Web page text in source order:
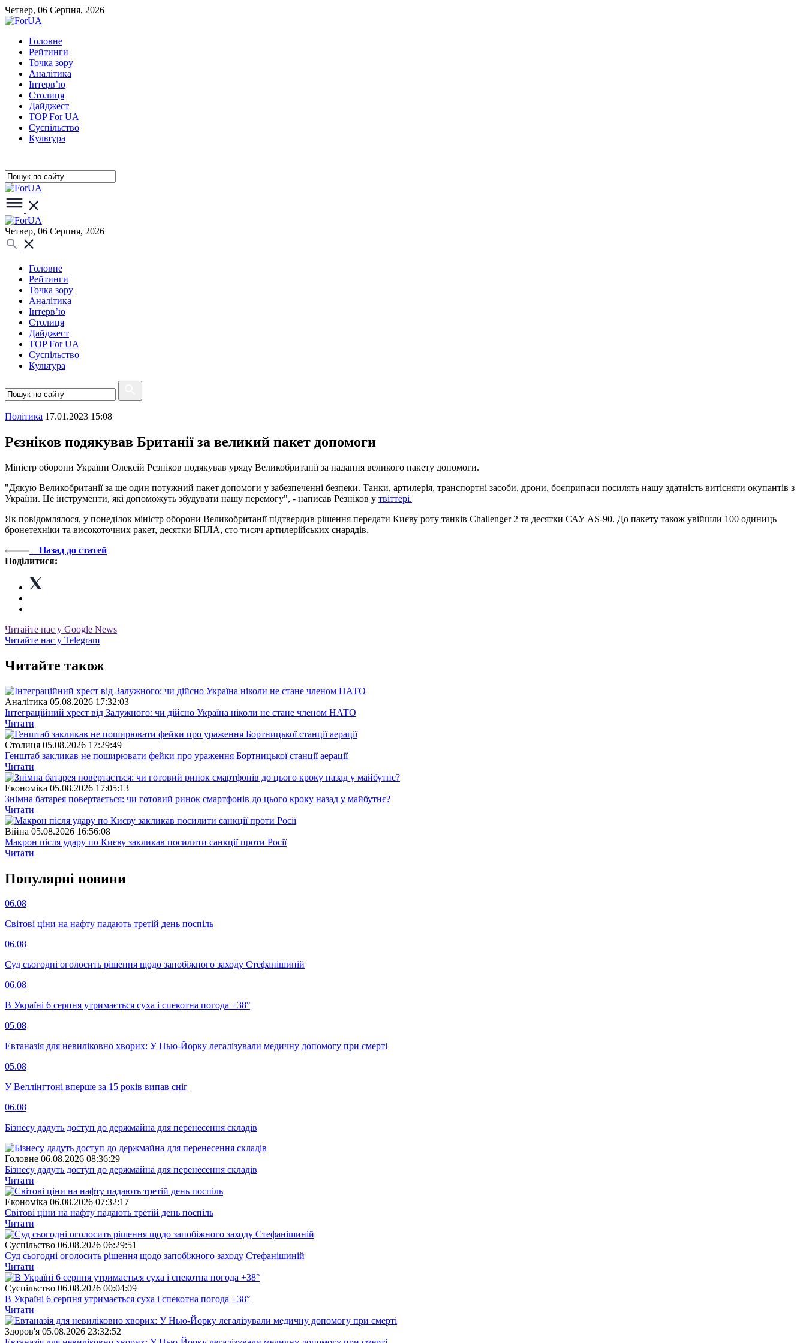
Четвер, 06 Серпня, 2026
Головне
Рейтинги
Точка зору
Аналітика
Інтерв’ю
Столиця
Дайджест
TOP For UA
Суспiльство
Культура
Четвер, 06 Серпня, 2026
Головне
Рейтинги
Точка зору
Аналітика
Інтерв’ю
Столиця
Дайджест
TOP For UA
Суспiльство
Культура
Полiтика 17.01.2023 15:08
Рєзніков подякував Британії за великий пакет допомоги
Міністр оборони України Олексій Рєзніков подякував уряду Великобританії за надання великого пакету допомоги.
"Дякую Великобританії за ще один потужний пакет допомоги у забезпеченні безпеки. Танки, артилерія, транспортні засоби, дрони, боєприпаси посилять нашу здатність витісняти окупантів з
України. Це інструменти, які допоможуть збудувати нашу перемогу", - написав Резніков у твіттері.
Як повідомлялося, у понеділок міністр оборони Великобританії підтвердив рішення передати Києву роту танків Challenger 2 та десятки САУ AS-90. До пакету також увійшли 100 одиниць
бронетехніки та високоточних ракет, десятки БПЛА, сто тисяч артилерійських снарядів.
Назад до статей
Поділитися:
Читайте нас у Google News
Читайте нас у Telegram
Читайте також
Аналітика 05.08.2026 17:32:03
Інтеграційний хрест від Залужного: чи дійсно Україна ніколи не стане членом НАТО
Читати
Столиця 05.08.2026 17:29:49
Генштаб закликав не поширювати фейки про ураження Бортницької станції аерації
Читати
Економіка 05.08.2026 17:05:13
Знімна батарея повертається: чи готовий ринок смартфонів до цього кроку назад у майбутнє?
Читати
Війна 05.08.2026 16:56:08
Макрон після удару по Києву закликав посилити санкції проти Росії
Читати
Популярнi новини
06.08
Світові ціни на нафту падають третій день поспіль
06.08
Суд сьогодні оголосить рішення щодо запобіжного заходу Стефанішиній
06.08
В Україні 6 серпня утримається суха і спекотна погода +38°
05.08
Евтаназія для невиліковно хворих: У Нью-Йорку легалізували медичну допомогу при смерті
05.08
У Веллінгтоні вперше за 15 років випав сніг
06.08
Бізнесу дадуть доступ до держмайна для перенесення складів
Головне 06.08.2026 08:36:29
Бізнесу дадуть доступ до держмайна для перенесення складів
Читати
Економіка 06.08.2026 07:32:17
Світові ціни на нафту падають третій день поспіль
Читати
Суспiльство 06.08.2026 06:29:51
Суд сьогодні оголосить рішення щодо запобіжного заходу Стефанішиній
Читати
Суспiльство 06.08.2026 00:04:09
В Україні 6 серпня утримається суха і спекотна погода +38°
Читати
Здоров'я 05.08.2026 23:32:52